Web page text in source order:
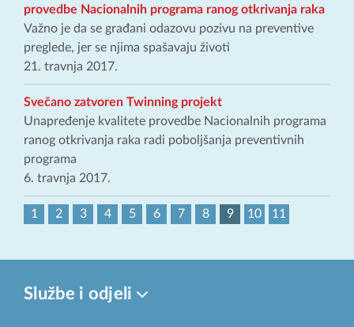
provedbe Nacionalnih programa ranog otkrivanja raka
Važno je da se građani odazovu pozivu na preventive
preglede, jer se njima spašavaju životi
21. travnja 2017.
Svečano zatvoren Twinning projekt
Unapređenje kvalitete provedbe Nacionalnih programa
ranog otkrivanja raka radi poboljšanja preventivnih
programa
6. travnja 2017.
1 2 3 4 5 6 7 8 9 10 11
Službe i odjeli